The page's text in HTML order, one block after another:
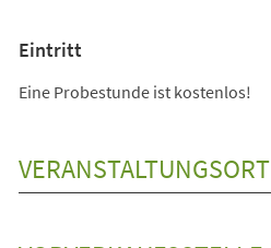
Eintritt
Eine Probestunde ist kostenlos!
VERANSTALTUNGSORT